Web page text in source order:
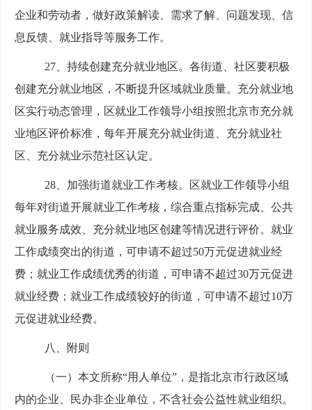
企业和劳动者，做好政策解读、需求了解、问题发现、信
息反馈、就业指导等服务工作。
27、持续创建充分就业地区。各街道、社区要积极
创建充分就业地区，不断提升区域就业质量。充分就业地
区实行动态管理，区就业工作领导小组按照北京市充分就
业地区评价标准，每年开展充分就业街道、充分就业社
区、充分就业示范社区认定。
28、加强街道就业工作考核。区就业工作领导小组
每年对街道开展就业工作考核，综合重点指标完成、公共
就业服务成效、充分就业地区创建等情况进行评价。就业
工作成绩突出的街道，可申请不超过50万元促进就业经
费；就业工作成绩优秀的街道，可申请不超过30万元促进
就业经费；就业工作成绩较好的街道，可申请不超过10万
元促进就业经费。
八、附则
（一）本文所称“用人单位”，是指北京市行政区域
内的企业、民办非企业单位，不含社会公益性就业组织。